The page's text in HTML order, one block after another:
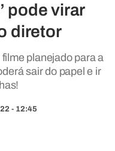
pode virar
diretor
planejado para a
sair do papel e ir
- 12:45